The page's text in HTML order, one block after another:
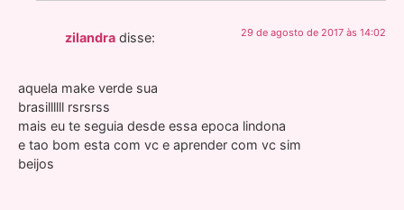
zilandra disse: 29 de agosto de 2017 às 14:02
aquela make verde sua
brasillllll rsrsrss
mais eu te seguia desde essa epoca lindona
e tao bom esta com vc e aprender com vc sim
beijos